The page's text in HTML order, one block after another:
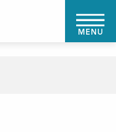
MENU